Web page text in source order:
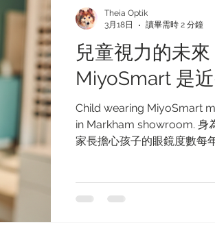
命。我們相信每雙眼睛都值
僅僅是簡單的放大效果。
鏡，選擇在我們位於萬錦市
展示室進行專業配鏡的原因
眼是雙胞胎，而非複製品
但現實情況是， 大多數人的
兒童視力的未
MiyoSmart 是
Child wearing MiyoSmart
in Markham showroom. 身
家長擔心孩子的眼鏡度數每
Theia Optik
3月18日
讀畢需時 2 分鐘